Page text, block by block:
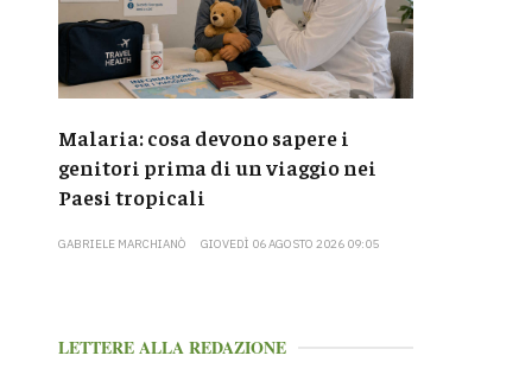
Malaria: cosa devono sapere i
genitori prima di un viaggio nei
Paesi tropicali
GABRIELE MARCHIANÒ GIOVEDÌ 06 AGOSTO 2026 09:05
LETTERE ALLA REDAZIONE